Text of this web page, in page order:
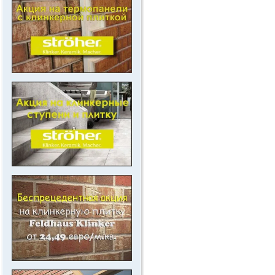
..
.
.